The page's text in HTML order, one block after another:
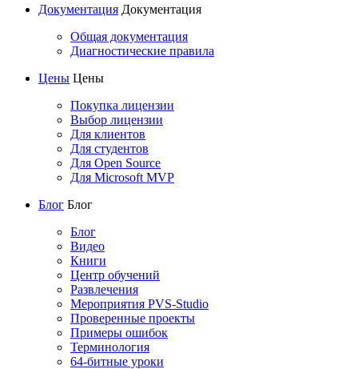
Документация Документация
Общая документация
Диагностические правила
Цены Цены
Покупка лицензии
Выбор лицензии
Для клиентов
Для студентов
Для Open Source
Для Microsoft MVP
Блог Блог
Блог
Видео
Книги
Центр обучений
Развлечения
Мероприятия PVS-Studio
Проверенные проекты
Примеры ошибок
Терминология
64-битные уроки